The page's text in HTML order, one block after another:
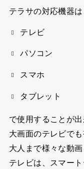
テラサの対応機器は
テレビ
パソコン
スマホ
タブレット
で使用することが出
大画面のテレビで
大人まで様々な動
テレビは、スマー